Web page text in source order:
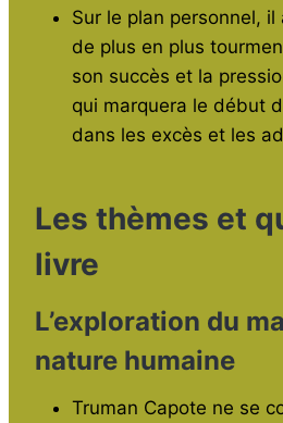
Sur le plan personnel,
de plus en plus
son succès et la
qui marquera le début
dans les excès et les
Les thèmes et
livre
L’exploration du
nature humaine
Truman Capote ne se